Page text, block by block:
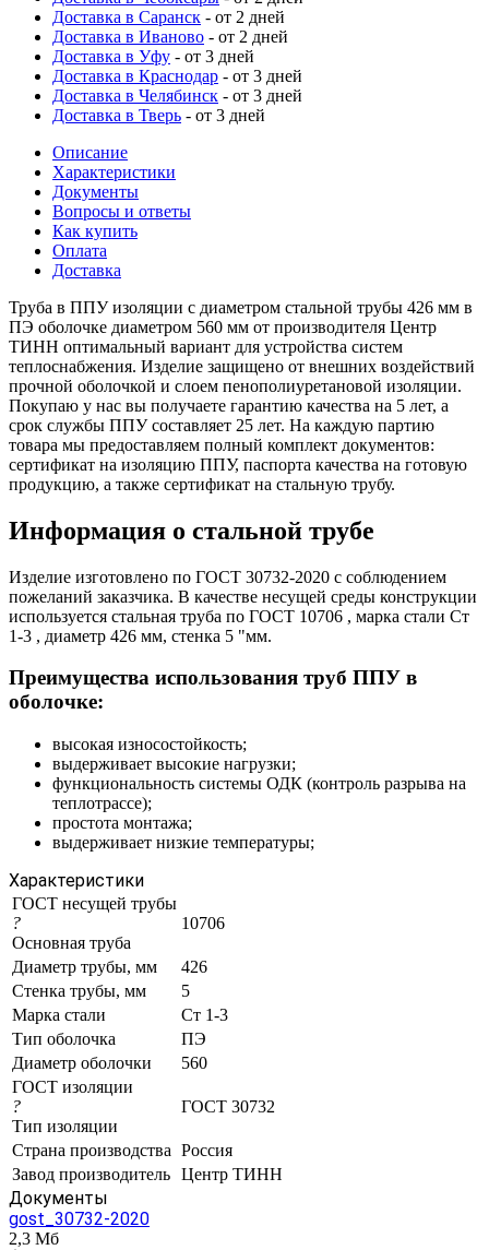
Доставка в Саранск - от 2 дней
Доставка в Иваново - от 2 дней
Доставка в Уфу - от 3 дней
Доставка в Краснодар - от 3 дней
Доставка в Челябинск - от 3 дней
Доставка в Тверь - от 3 дней
Описание
Характеристики
Документы
Вопросы и ответы
Как купить
Оплата
Доставка
Труба в ППУ изоляции с диаметром стальной трубы 426 мм в
ПЭ оболочке диаметром 560 мм от производителя Центр
ТИНН оптимальный вариант для устройства систем
теплоснабжения. Изделие защищено от внешних воздействий
прочной оболочкой и слоем пенополиуретановой изоляции.
Покупаю у нас вы получаете гарантию качества на 5 лет, а
срок службы ППУ составляет 25 лет. На каждую партию
товара мы предоставляем полный комплект документов:
сертификат на изоляцию ППУ, паспорта качества на готовую
продукцию, а также сертификат на стальную трубу.
Информация о стальной трубе
Изделие изготовлено по ГОСТ 30732-2020 с соблюдением
пожеланий заказчика. В качестве несущей среды конструкции
используется стальная труба по ГОСТ 10706 , марка стали Ст
1-3 , диаметр 426 мм, стенка 5 "мм.
Преимущества использования труб ППУ в
оболочке:
высокая износостойкость;
выдерживает высокие нагрузки;
функциональность системы ОДК (контроль разрыва на
теплотрассе);
простота монтажа;
выдерживает низкие температуры;
Характеристики
ГОСТ несущей трубы
?
Основная труба
10706
Диаметр трубы, мм
426
Стенка трубы, мм
5
Марка стали
Ст 1-3
Тип оболочка
ПЭ
Диаметр оболочки
560
ГОСТ изоляции
?
Тип изоляции
ГОСТ 30732
Страна производства Россия
Завод производитель Центр ТИНН
Документы
gost_30732-2020
2,3 Мб